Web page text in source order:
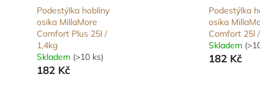
Podestýlka hobliny
osika MillaMore
Comfort Plus 25l /
1,4kg
Skladem (>10 ks)
182 Kč
Podestýlka
osika
Comfort 25l
Skladem
182 Kč